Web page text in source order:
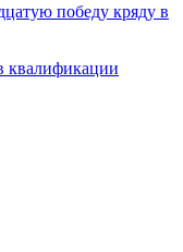
победу кряду в
квалификации